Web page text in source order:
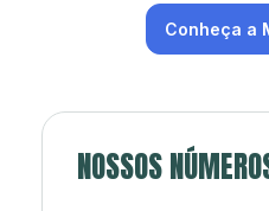
Conheça a
NOSSOS